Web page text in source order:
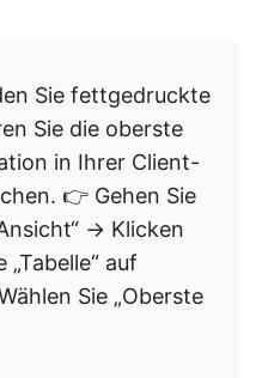
Sie fettgedruckte
Sie die oberste
in Ihrer Client-
👉 Gehen Sie
→ Klicken
auf
Sie „Oberste